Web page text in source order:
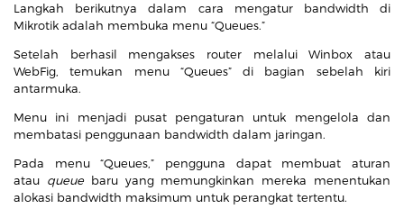
Langkah berikutnya dalam cara mengatur bandwidth di
Mikrotik adalah membuka menu “Queues.”
Setelah berhasil mengakses router melalui Winbox atau
WebFig, temukan menu “Queues” di bagian sebelah kiri
antarmuka.
Menu ini menjadi pusat pengaturan untuk mengelola dan
membatasi penggunaan bandwidth dalam jaringan.
Pada menu “Queues,” pengguna dapat membuat aturan
atau queuebaru yang memungkinkan mereka menentukan
alokasi bandwidth maksimum untuk perangkat tertentu.